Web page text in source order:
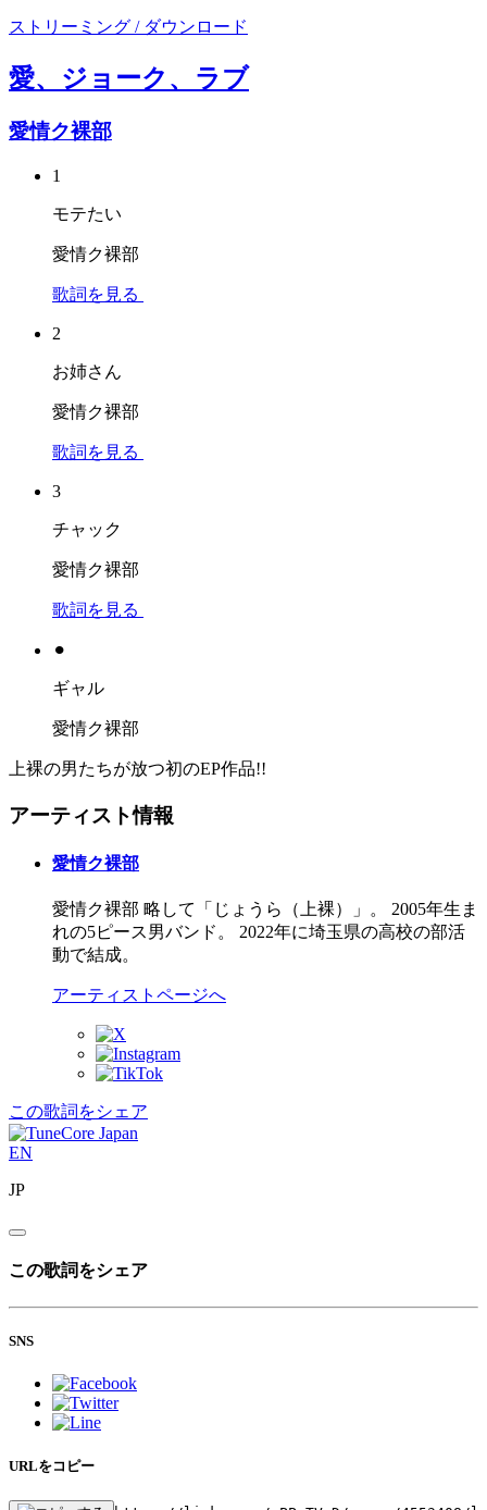
ストリーミング / ダウンロード
愛、ジョーク、ラブ
愛情ク裸部
1
モテたい
愛情ク裸部
歌詞を見る
2
お姉さん
愛情ク裸部
歌詞を見る
3
チャック
愛情ク裸部
歌詞を見る
⚫︎
ギャル
愛情ク裸部
上裸の男たちが放つ初のEP作品!!
アーティスト情報
愛情ク裸部
愛情ク裸部 略して「じょうら（上裸）」。 2005年生ま
れの5ピース男バンド。 2022年に埼玉県の高校の部活
動で結成。
アーティストページへ
この歌詞をシェア
EN
JP
この歌詞をシェア
SNS
URLをコピー